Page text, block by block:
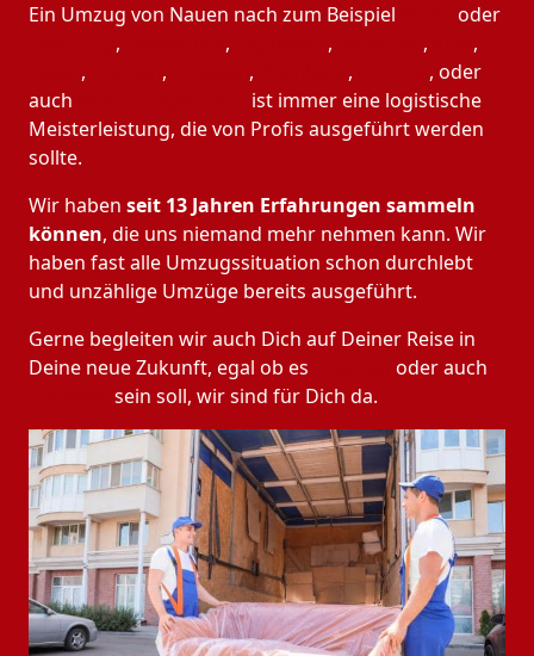
Ein Umzug von Nauen nach zum Beispiel
oder
, , , ,
,
, , , ,
, oder
auch
ist immer eine logistische
Meisterleistung, die von Profis ausgeführt werden
sollte.
Wir haben seit 13 Jahren Erfahrungen sammeln
können, die uns niemand mehr nehmen kann. Wir
haben fast alle Umzugssituation schon durchlebt
und unzählige Umzüge bereits ausgeführt.
Gerne begleiten wir auch Dich auf Deiner Reise in
Deine neue Zukunft, egal ob es
oder auch
sein soll, wir sind für Dich da.